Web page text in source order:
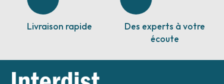
Livraison rapide
Des experts à votre
écoute